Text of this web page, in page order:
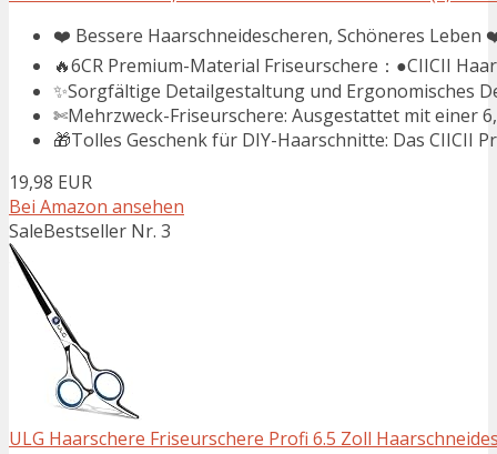
❤️ Bessere Haarschneidescheren, Schöneres Leben
🔥6CR Premium-Material Friseurschere：●CIICII
✨Sorgfältige Detailgestaltung und Ergonomisches
✄Mehrzweck-Friseurschere: Ausgestattet mit einer
🎁Tolles Geschenk für DIY-Haarschnitte: Das CIICII
19,98 EUR
Bei Amazon ansehen
SaleBestseller Nr. 3
ULG Haarschere Friseurschere Profi 6.5 Zoll